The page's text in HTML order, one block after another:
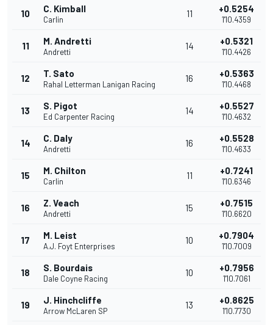
10 C. Kimball
Carlin
11 +0.5254
1'10.4359
11 M. Andretti
Andretti
14 +0.5321
1'10.4426
12 T. Sato
Rahal Letterman Lanigan Racing
16 +0.5363
1'10.4468
13 S. Pigot
Ed Carpenter Racing
14 +0.5527
1'10.4632
14 C. Daly
Andretti
16 +0.5528
1'10.4633
15 M. Chilton
Carlin
11 +0.7241
1'10.6346
16 Z. Veach
Andretti
15 +0.7515
1'10.6620
17 M. Leist
A.J. Foyt Enterprises
10 +0.7904
1'10.7009
18 S. Bourdais
Dale Coyne Racing
10 +0.7956
1'10.7061
19 J. Hinchcliffe
Arrow McLaren SP
13 +0.8625
1'10.7730